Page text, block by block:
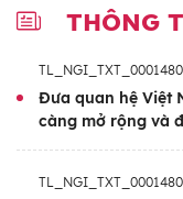
THÔNG
Đưa quan hệ Việt
càng mở rộng và